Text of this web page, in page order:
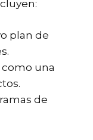
plan de
una
de